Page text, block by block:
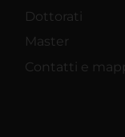
Dottorati
Master
Contatti e